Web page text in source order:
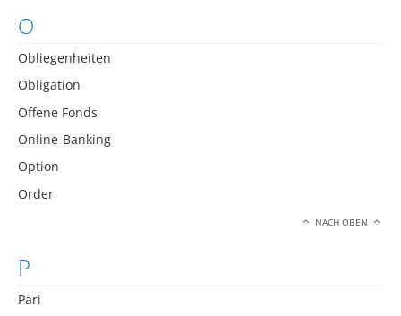
O
Obliegenheiten
Obligation
Offene Fonds
Online-Banking
Option
Order
NACH OBEN
P
Pari